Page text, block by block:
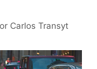
Carlos Transyt